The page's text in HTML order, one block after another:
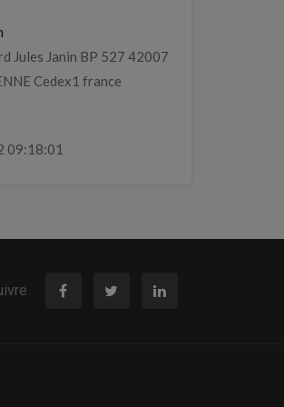
Jules Janin BP 527 42007
Cedex1 france
09:18:01